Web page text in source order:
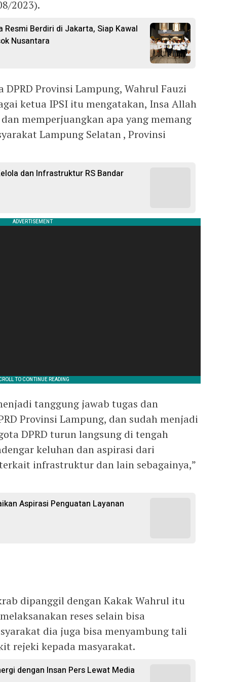
2023).
Resmi Berdiri di Jakarta, Siap Kawal
Nusantara
Provinsi Lampung, Wahrul Fauzi
ketua IPSI itu mengatakan, Insa Allah
memperjuangkan apa yang memang
Lampung Selatan , Provinsi
dan Infrastruktur RS Bandar
tanggung jawab tugas dan
Provinsi Lampung, dan sudah menjadi
DPRD turun langsung di tengah
keluhan dan aspirasi dari
infrastruktur dan lain sebagainya,”
Aspirasi Penguatan Layanan
dipanggil dengan Kakak Wahrul itu
reses selain bisa
dia juga bisa menyambung tali
rejeki kepada masyarakat.
dengan Insan Pers Lewat Media